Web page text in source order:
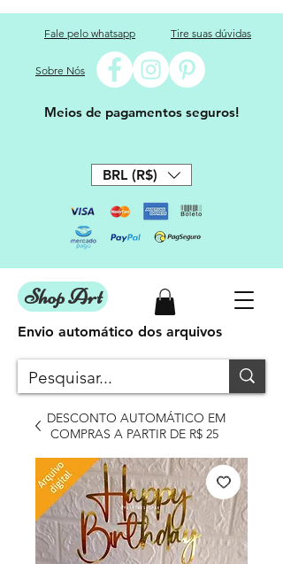
Fale pelo whatsapp Tire suas dúvidas
Sobre Nós
Meios de pagamentos seguros!
BRL (R$)
Shop Art
DESCONTO AUTOMÁTICO EM
COMPRAS A PARTIR DE R$ 25
Envio automático dos arquivos